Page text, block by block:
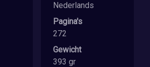
Nederlands
Pagina's
272
Gewicht
393 gr